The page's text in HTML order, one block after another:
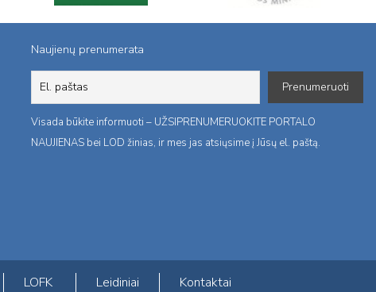
Naujienų prenumerata
Visada būkite informuoti – UŽSIPRENUMERUOKITE PORTALO
NAUJIENAS bei LOD žinias, ir mes jas atsiųsime į Jūsų el. paštą.
LOFK Leidiniai Kontaktai